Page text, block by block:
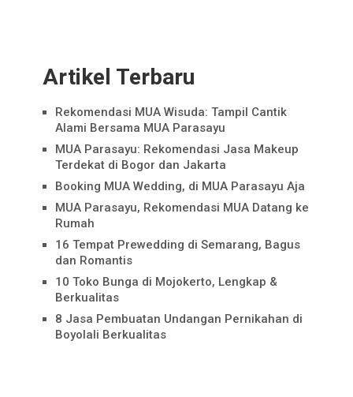
Artikel Terbaru
Rekomendasi MUA Wisuda: Tampil Cantik
Alami Bersama MUA Parasayu
MUA Parasayu: Rekomendasi Jasa Makeup
Terdekat di Bogor dan Jakarta
Booking MUA Wedding, di MUA Parasayu Aja
MUA Parasayu, Rekomendasi MUA Datang ke
Rumah
16 Tempat Prewedding di Semarang, Bagus
dan Romantis
10 Toko Bunga di Mojokerto, Lengkap &
Berkualitas
8 Jasa Pembuatan Undangan Pernikahan di
Boyolali Berkualitas